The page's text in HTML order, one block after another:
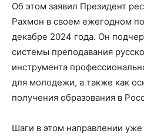
Об этом заявил Президент
Рахмон в своем ежегодном
декабре 2024 года. Он
системы преподавания
инструмента
для молодежи, а также как
получения образования в
Шаги в этом направлении уже